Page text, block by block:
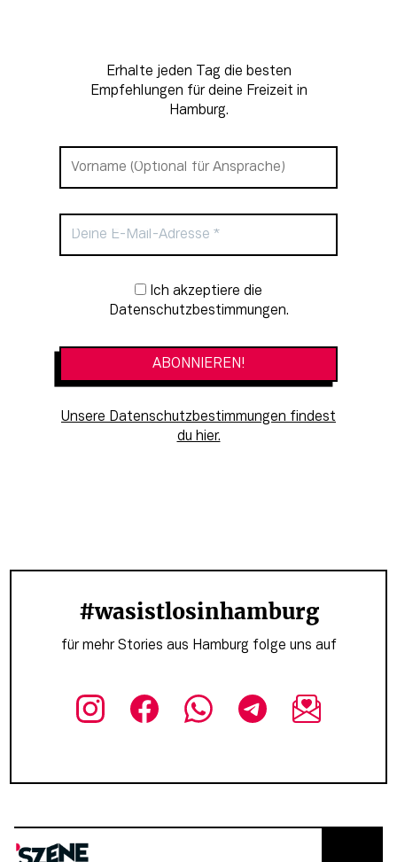
Erhalte jeden Tag die besten
Empfehlungen für deine Freizeit in
Hamburg.
Newsletter-Anmeldung
Datenschutzbestimmungen.
Unsere Datenschutzbestimmungen findest
du hier.
#wasistlosinhamburg
für mehr Stories aus Hamburg folge uns auf